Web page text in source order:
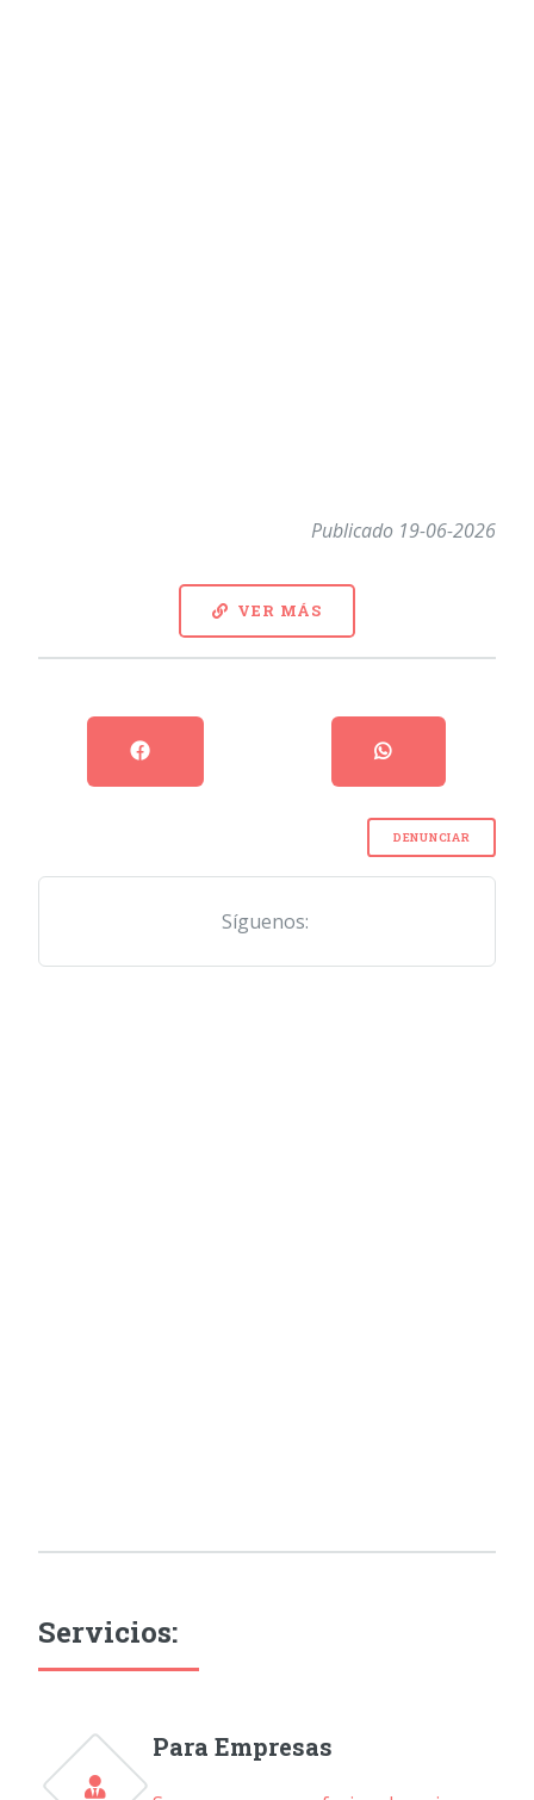
Publicado 19-06-2026
VER MÁS
DENUNCIAR
Síguenos:
Servicios:
Para Empresas